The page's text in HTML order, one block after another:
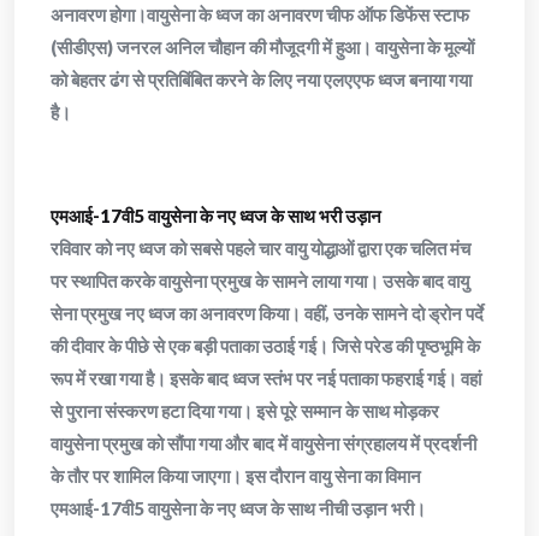
अनावरण होगा।वायुसेना के ध्वज का अनावरण चीफ ऑफ डिफेंस स्टाफ
(सीडीएस) जनरल अनिल चौहान की मौजूदगी में हुआ। वायुसेना के मूल्यों
को बेहतर ढंग से प्रतिबिंबित करने के लिए नया एलएएफ ध्वज बनाया गया
है।
एमआई-17वी5 वायुसेना के नए ध्वज के साथ भरी उड़ान
रविवार को नए ध्वज को सबसे पहले चार वायु योद्धाओं द्वारा एक चलित मंच
पर स्थापित करके वायुसेना प्रमुख के सामने लाया गया। उसके बाद वायु
सेना प्रमुख नए ध्वज का अनावरण किया। वहीं, उनके सामने दो ड्रोन पर्दे
की दीवार के पीछे से एक बड़ी पताका उठाई गई। जिसे परेड की पृष्ठभूमि के
रूप में रखा गया है। इसके बाद ध्वज स्तंभ पर नई पताका फहराई गई। वहां
से पुराना संस्करण हटा दिया गया। इसे पूरे सम्मान के साथ मोड़कर
वायुसेना प्रमुख को सौंपा गया और बाद में वायुसेना संग्रहालय में प्रदर्शनी
के तौर पर शामिल किया जाएगा। इस दौरान वायु सेना का विमान
एमआई-17वी5 वायुसेना के नए ध्वज के साथ नीची उड़ान भरी।